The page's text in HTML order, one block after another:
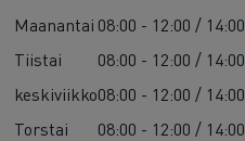
Maanantai 08:00 - 12:00 /
Tiistai
08:00 - 12:00 /
keskiviikko08:00 - 12:00 /
Torstai
08:00 - 12:00 /